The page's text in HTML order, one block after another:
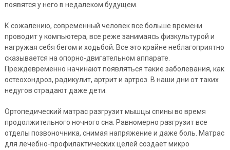
появятся у него в недалеком будущем.
К сожалению, современный человек все больше времени
проводит у компьютера, все реже занимаясь физкультурой и
нагружая себя бегом и ходьбой. Все это крайне неблагоприятно
сказывается на опорно-двигательном аппарате.
Преждевременно начинают появляться такие заболевания, как
остеохондроз, радикулит, артрит и артроз. В наши дни от таких
недугов страдают даже дети.
Ортопедический матрас разгрузит мышцы спины во время
продолжительного ночного сна. Равномерно разгрузит все
отделы позвоночника, снимая напряжение и даже боль. Матрас
для лечебно-профилактических целей создает микро